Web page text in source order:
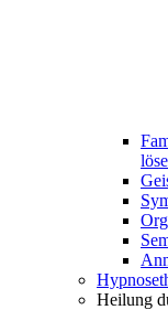
Heilung